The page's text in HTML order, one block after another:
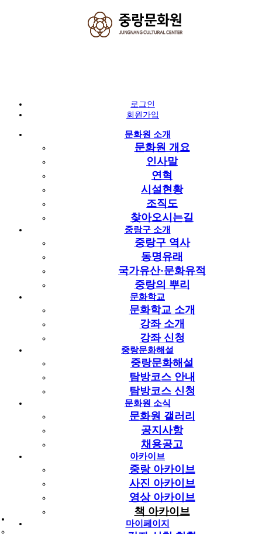
로그인
회원가입
문화원 소개
문화원 개요
인사말
연혁
시설현황
조직도
찾아오시는길
중랑구 소개
중랑구 역사
동명유래
국가유산·문화유적
중랑의 뿌리
문화학교
문화학교 소개
강좌 소개
강좌 신청
중랑문화해설
중랑문화해설
탐방코스 안내
탐방코스 신청
문화원 소식
문화원 갤러리
공지사항
채용공고
아카이브
중랑 아카이브
사진 아카이브
영상 아카이브
책 아카이브
마이페이지
책 아카이브
1998~2009
2020~현재
2010~2019
1998~2009
전체 1건
게시물 검색
검색대상 검색어필수